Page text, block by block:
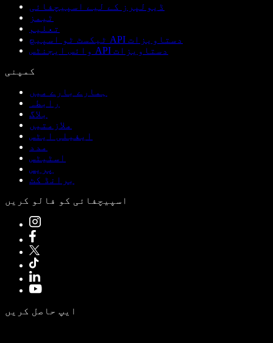
ڈیولپرز کے لیے اسپیچفائی
ٹیمز
تعلیم
ٹیکسٹ ٹو اسپیچ API دستاویزات
وائس ایجنٹس API دستاویزات
کمپنی
ہمارے بارے میں
رابطہ
بلاگ
ملازمتیں
ایفیلی ایٹس
مدد
اسٹیٹس
پریس
برانڈ کٹ
اسپیچفائی کو فالو کریں
ایپ حاصل کریں